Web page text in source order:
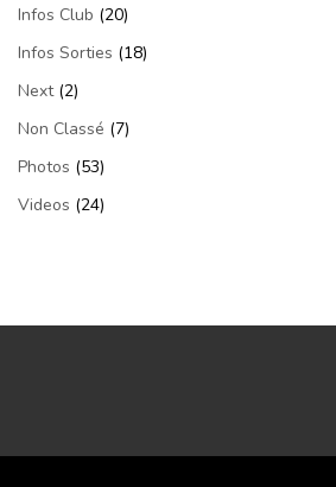
Infos Club (20)
Infos Sorties (18)
Next(2)
Non Classé (7)
Photos (53)
Videos (24)